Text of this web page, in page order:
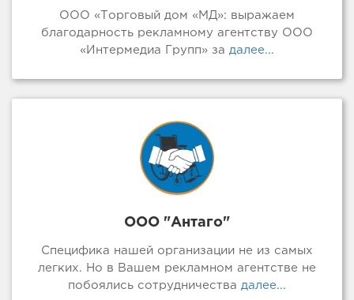
ООО «Торговый дом «МД»: выражаем
благодарность рекламному агентству ООО
«Интермедиа Групп» за далее...
ООО "Антаго"
Специфика нашей организации не из самых
легких. Но в Вашем рекламном агентстве не
побоялись сотрудничества далее...